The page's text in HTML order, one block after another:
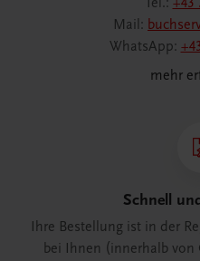
Mail:
WhatsApp:
mehr
Schnell
Ihre Bestellung ist in der
bei Ihnen (innerhalb von